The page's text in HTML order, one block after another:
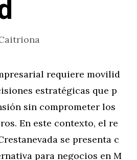
requiere movilid
estratégicas que p
sin comprometer los
En este contexto, el re
se presenta c
para negocios en M